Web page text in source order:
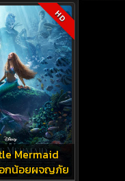
Mermaid
อกน้อยผจญภัย
HD